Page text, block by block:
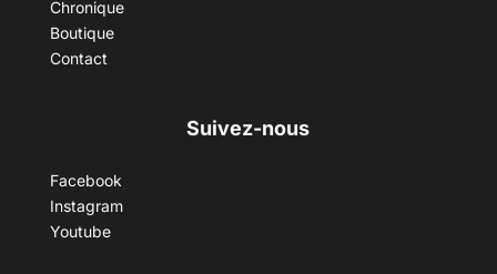
Chronique
Boutique
Contact
Suivez-nous
Facebook
Instagram
Youtube